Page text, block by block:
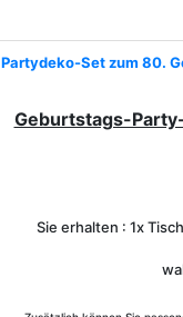
Partydeko-Set zum 80.
Geburtstags-
Sie erhalten : 1x